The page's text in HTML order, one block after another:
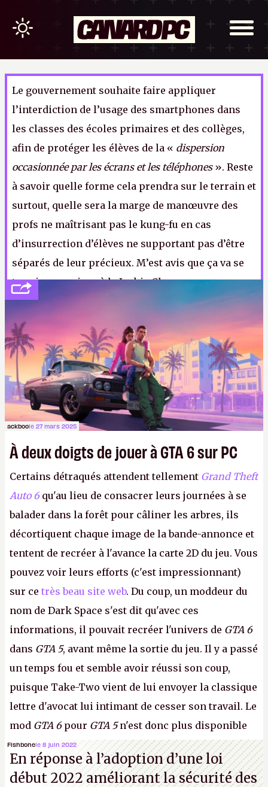
Le gouvernement souhaite faire appliquer
l’interdiction de l’usage des smartphones dans
les classes des écoles primaires et des collèges,
afin de protéger les élèves de la « dispersion
occasionnée par les écrans et les téléphones ». Reste
à savoir quelle forme cela prendra sur le terrain et
surtout, quelle sera la marge de manœuvre des
profs ne maîtrisant pas le kung-fu en cas
d’insurrection d’élèves ne supportant pas d’être
séparés de leur précieux. M’est avis que ça va se
terminer en rixes à la Jackie Chan.
ackboole 27 mars 2025
À deux doigts de jouer à GTA 6 sur PC
Certains détraqués attendent tellement Grand Theft
Auto 6 qu'au lieu de consacrer leurs journées à se
balader dans la forêt pour câliner les arbres, ils
décortiquent chaque image de la bande-annonce et
tentent de recréer à l'avance la carte 2D du jeu. Vous
pouvez voir leurs efforts (c'est impressionnant)
sur ce très beau site web. Du coup, un moddeur du
nom de Dark Space s'est dit qu'avec ces
informations, il pouvait recréer l'univers de GTA 6
dans GTA 5, avant même la sortie du jeu. Il y a passé
un temps fou et semble avoir réussi son coup,
puisque Take-Two vient de lui envoyer la classique
lettre d'avocat lui intimant de cesser son travail. Le
mod GTA 6pour GTA 5n'est donc plus disponible
au téléchargement. Vous pouvez encore en voir
quelques bribes surcette vidéo YouTube.A.
Fishbonele 8 juin 2022
En réponse à l’adoption d’une loi
début 2022 améliorant la sécurité des